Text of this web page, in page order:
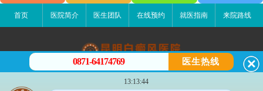
首页 医院简介 医生团队 在线预约 就医指南 来院路线
昆明白癜风医院
昆明市五华区护国路2号
0871-64174769 医生热线
13:13:44